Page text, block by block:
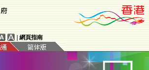
網頁指南